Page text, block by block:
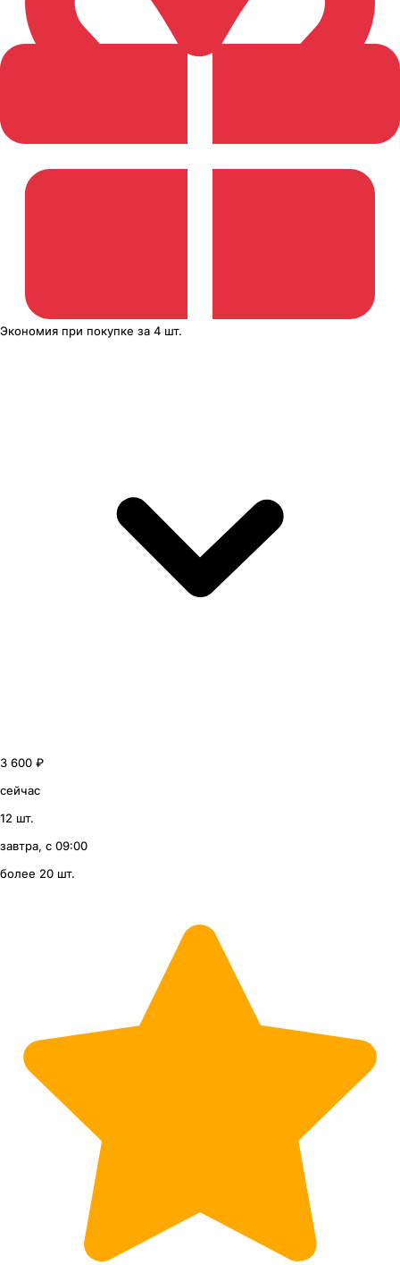
Экономия при покупке за 4 шт.
3 600 ₽
сейчас
12 шт.
завтра, с 09:00
более 20 шт.